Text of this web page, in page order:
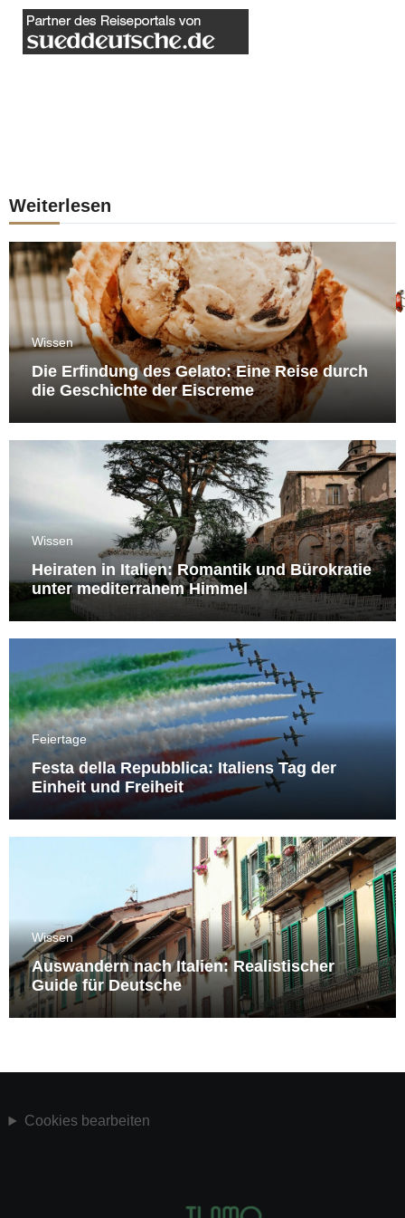
Weiterlesen
Wissen
Die Erfindung des Gelato: Eine Reise durch
die Geschichte der Eiscreme
Wissen
Heiraten in Italien: Romantik und Bürokratie
unter mediterranem Himmel
Feiertage
Festa della Repubblica: Italiens Tag der
Einheit und Freiheit
Wissen
Auswandern nach Italien: Realistischer
Guide für Deutsche
Cookies bearbeiten